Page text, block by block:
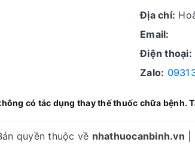
nhân có thể mắc bệnh Lupus, nổi
hoặc Hydrochloroquin không chỉ
Địa chỉ:
Email:
Điện thoại:
Zalo:
có tác dụng thay thế thuốc chữa bệnh.
quyền thuộc về nhathuocanbinh.vn